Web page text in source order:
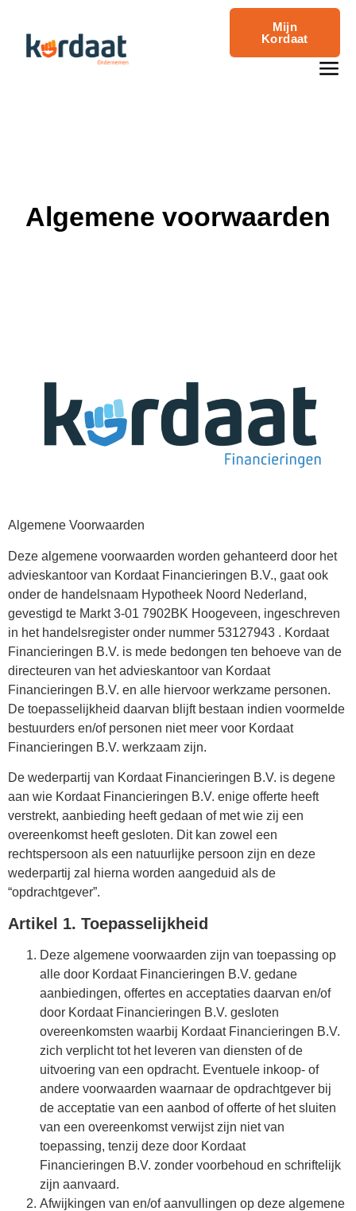
Mijn
Kordaat
Algemene voorwaarden
Algemene Voorwaarden
Deze algemene voorwaarden worden gehanteerd door het
advieskantoor van Kordaat Financieringen B.V., gaat ook
onder de handelsnaam Hypotheek Noord Nederland,
gevestigd te Markt 3-01 7902BK Hoogeveen, ingeschreven
in het handelsregister onder nummer 53127943 . Kordaat
Financieringen B.V. is mede bedongen ten behoeve van de
directeuren van het advieskantoor van Kordaat
Financieringen B.V. en alle hiervoor werkzame personen.
De toepasselijkheid daarvan blijft bestaan indien voormelde
bestuurders en/of personen niet meer voor Kordaat
Financieringen B.V. werkzaam zijn.
De wederpartij van Kordaat Financieringen B.V. is degene
aan wie Kordaat Financieringen B.V. enige offerte heeft
verstrekt, aanbieding heeft gedaan of met wie zij een
overeenkomst heeft gesloten. Dit kan zowel een
rechtspersoon als een natuurlijke persoon zijn en deze
wederpartij zal hierna worden aangeduid als de
“opdrachtgever”.
Artikel 1. Toepasselijkheid
Deze algemene voorwaarden zijn van toepassing op
alle door Kordaat Financieringen B.V. gedane
aanbiedingen, offertes en acceptaties daarvan en/of
door Kordaat Financieringen B.V. gesloten
overeenkomsten waarbij Kordaat Financieringen B.V.
zich verplicht tot het leveren van diensten of de
uitvoering van een opdracht. Eventuele inkoop- of
andere voorwaarden waarnaar de opdrachtgever bij
de acceptatie van een aanbod of offerte of het sluiten
van een overeenkomst verwijst zijn niet van
toepassing, tenzij deze door Kordaat
Financieringen B.V. zonder voorbehoud en schriftelijk
zijn aanvaard.
Afwijkingen van en/of aanvullingen op deze algemene